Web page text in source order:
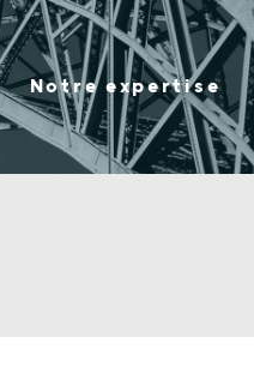
Notre expertise